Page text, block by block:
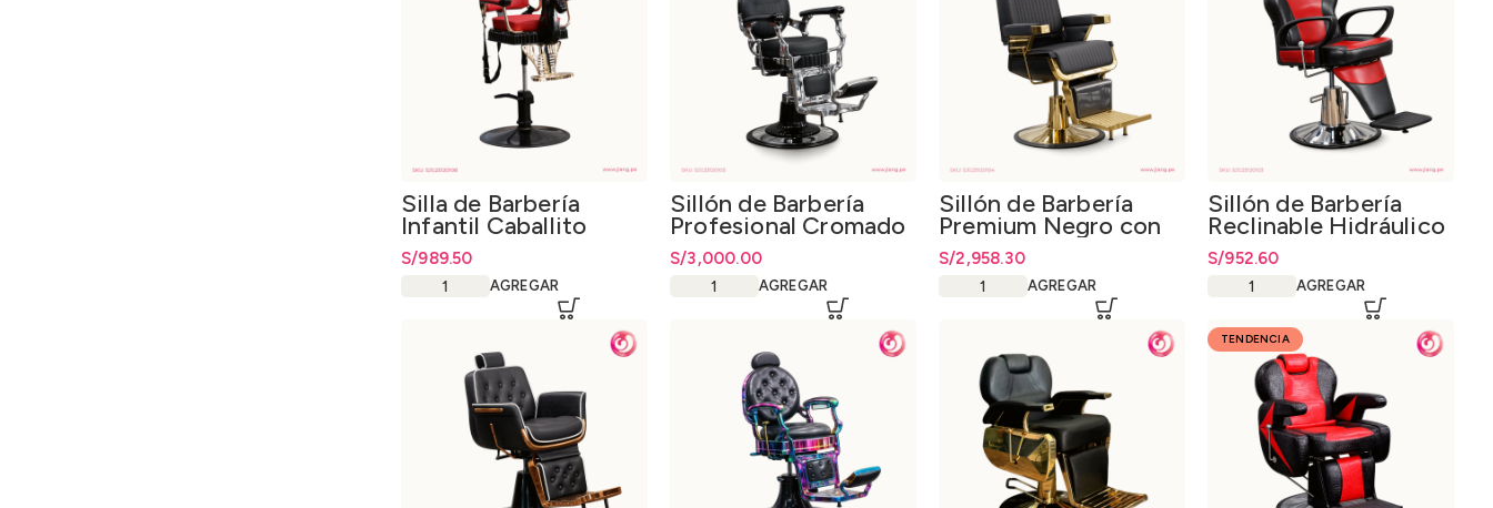
Silla de Barbería
Infantil Caballito
Profesional
S/989.50
AGREGAR
Sillón de Barbería
Profesional Cromado
S/3,000.00
AGREGAR
Sillón de Barbería
Premium Negro con
Dorado
S/2,958.30
AGREGAR
Sillón de Barbería
Reclinable Hidráulico
Rojo y Negro
Profesional
S/952.60
AGREGAR
TENDENCIA